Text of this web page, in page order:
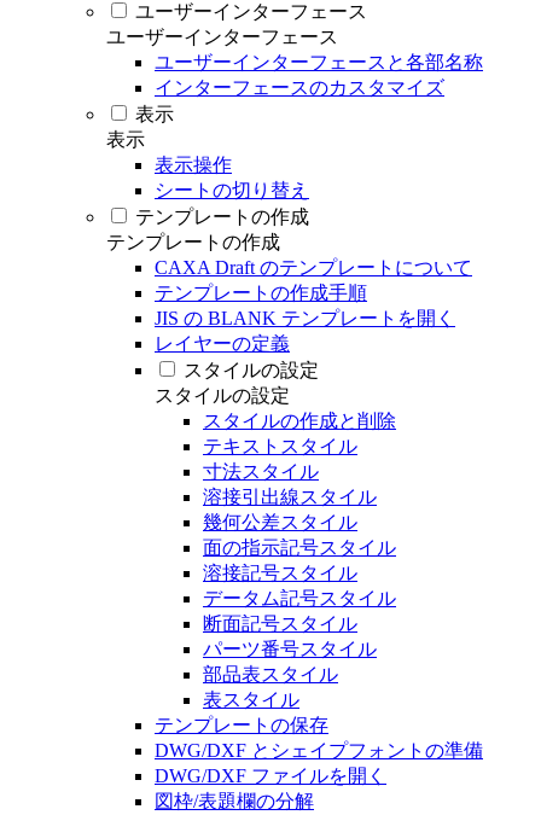
ユーザーインターフェース
ユーザーインターフェース
ユーザーインターフェースと各部名称
インターフェースのカスタマイズ
表示
表示
表示操作
シートの切り替え
テンプレートの作成
テンプレートの作成
CAXA Draft のテンプレートについて
テンプレートの作成手順
JIS の BLANK テンプレートを開く
レイヤーの定義
スタイルの設定
スタイルの設定
スタイルの作成と削除
テキストスタイル
寸法スタイル
溶接引出線スタイル
幾何公差スタイル
面の指示記号スタイル
溶接記号スタイル
データム記号スタイル
断面記号スタイル
パーツ番号スタイル
部品表スタイル
表スタイル
テンプレートの保存
DWG/DXF とシェイプフォントの準備
DWG/DXF ファイルを開く
図枠/表題欄の分解